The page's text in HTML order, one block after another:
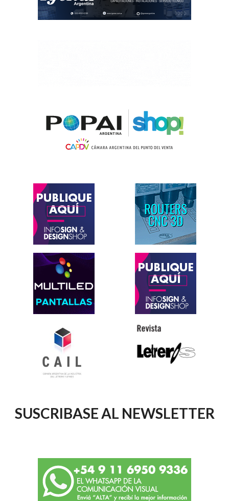
SUSCRIBASE AL NEWSLETTER